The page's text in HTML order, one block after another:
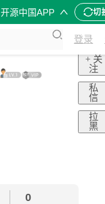
开源中国APP 切
登录
+ 关
注
私
信
拉
黑
0